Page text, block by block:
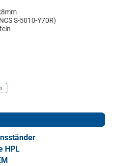
S-5010-Y70R)
HPL